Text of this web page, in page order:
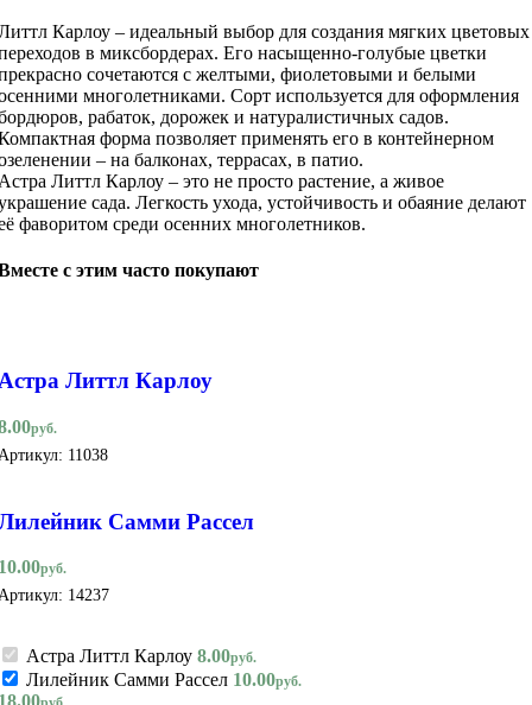
Карлоу – идеальный выбор для создания мягких цветовых
в миксбордерах. Его насыщенно-голубые цветки
сочетаются с желтыми, фиолетовыми и белыми
многолетниками. Сорт используется для оформления
рабаток, дорожек и натуралистичных садов.
форма позволяет применять его в контейнерном
– на балконах, террасах, в патио.
Литтл Карлоу – это не просто растение, а живое
сада. Легкость ухода, устойчивость и обаяние делают
фаворитом среди осенних многолетников.
с этим часто покупают
Литтл Карлоу
руб.
11038
Самми Рассел
руб.
14237
Астра Литтл Карлоу 8.00руб.
Лилейник Самми Рассел 10.00руб.